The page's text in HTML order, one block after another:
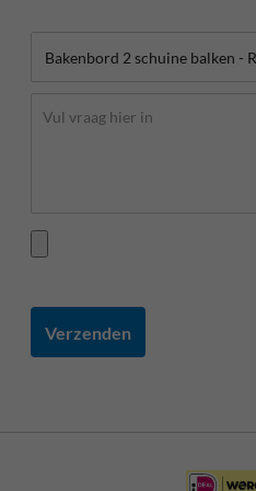
Verzenden